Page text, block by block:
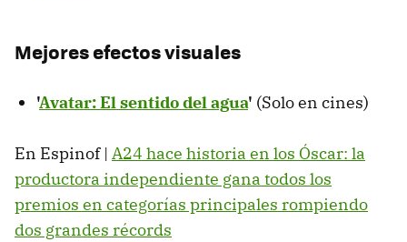
Mejores efectos visuales
'Avatar: El sentido del agua' (Solo en cines)
En Espinof | A24 hace historia en los Óscar: la
productora independiente gana todos los
premios en categorías principales rompiendo
dos grandes récords